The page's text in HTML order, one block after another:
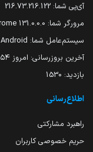
آی‌پی شما: 216.73.216.122
مرورگر شما: 131.0.0.0 Chrome
سیستم‌عامل شما: Android
آخرین بروزرسانی: امروز ۱۰:۵۴
بازدید: 1530
اطلاع‌رسانی
راهبرد مشارکتی
حریم خصوصی کاربران